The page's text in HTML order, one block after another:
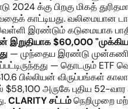
2024 க்கு பிறகு மிகத்
காட்டியது. வலிமையான
இரண்டும் கடுமையாக
இறுதியாக $60,000
— முந்தைய இரண்டு
— தொடரும் ETF
பில்லியன் விருப்பங்கள்
$58,100 அருகே புதிய 52-
CLARITY சட்டம்நெறிமுறை